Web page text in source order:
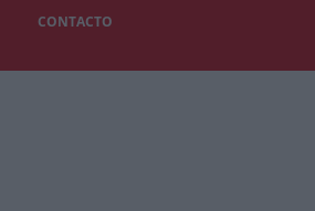
CONTACTO